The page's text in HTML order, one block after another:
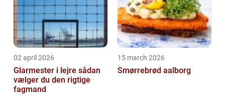
02 april 2026
Glarmester i lejre sådan
vælger du den rigtige
fagmand
15 march 2026
Smørrebrød aalborg